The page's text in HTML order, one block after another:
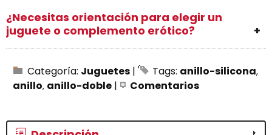
¿Necesitas orientación para elegir un
juguete o complemento erótico?
Categoría: Juguetes | Tags: anillo-silicona
anillo anillo-doble | Comentarios